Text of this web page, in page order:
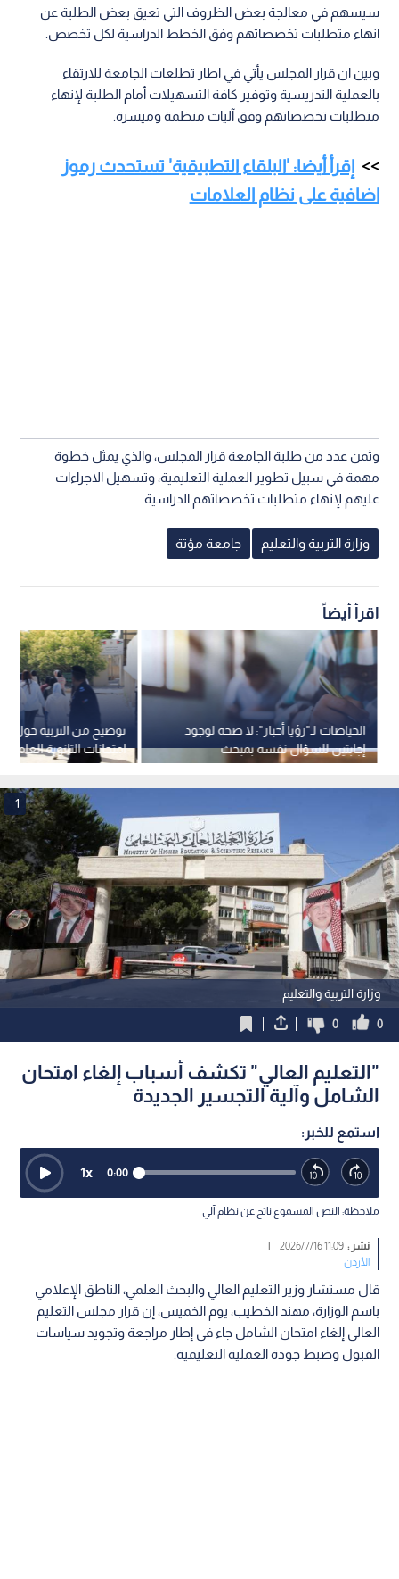
سيسهم في معالجة بعض الظروف التي تعيق بعض الطلبة عن
انهاء متطلبات تخصصاتهم وفق الخطط الدراسية لكل تخصص.
وبين ان قرار المجلس يأتي في اطار تطلعات الجامعة للارتقاء
بالعملية التدريسية وتوفير كافة التسهيلات أمام الطلبة لإنهاء
متطلبات تخصصاتهم وفق آليات منظمة وميسرة.
إقرأ أيضا: 'البلقاء التطبيقية' تستحدث رموز
اضافية على نظام العلامات
وثمن عدد من طلبة الجامعة قرار المجلس، والذي يمثل خطوة
مهمة في سبيل تطوير العملية التعليمية، وتسهيل الاجراءات
عليهم لإنهاء متطلبات تخصصاتهم الدراسية.
وزارة التربية والتعليم جامعة مؤتة
اقرأ أيضاً
توضيح من التربية حول
امتحانات الثانوية العامة
الحياصات لـ"رؤيا أخبار": لا صحة لوجود
إجابتين للسؤال نفسه بمبحث
الإنجليزي لـ'توجيهي 2009"
وزارة التربية والتعليم
1
0
0
"التعليم العالي" تكشف أسباب إلغاء امتحان
الشامل وآلية التجسير الجديدة
استمع للخبر:
0:00
1x
ملاحظة: النص المسموع ناتج عن نظام آلي
نشر :11:09 2026/7/16
|
الأردن
قال مستشار وزير التعليم العالي والبحث العلمي، الناطق الإعلامي
باسم الوزارة، مهند الخطيب، يوم الخميس، إن قرار مجلس التعليم
العالي إلغاء امتحان الشامل جاء في إطار مراجعة وتجويد سياسات
القبول وضبط جودة العملية التعليمية.